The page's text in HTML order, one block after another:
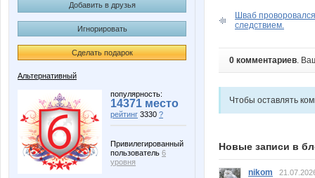
Добавить в друзья
Игнорировать
Сделать подарок
Альтернативный
популярность:
14371 место
рейтинг 3330 ?
Привилегированный
пользователь 6
уровня
Шваб
следствием.
0 комментариев.
Чтобы оставлять
Новые записи в
nikom